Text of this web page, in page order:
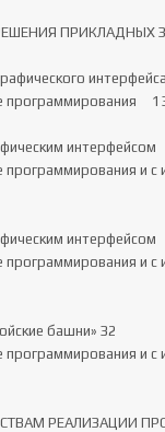
интерфейса	12
13
интерфейсом	18
и
интерфейсом	25
и
башни»	32
и
РЕАЛИЗАЦИИ